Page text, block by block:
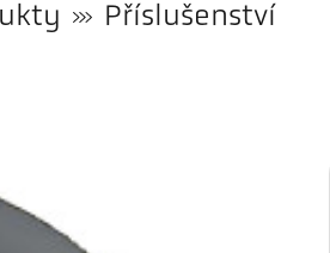
Příslušenství